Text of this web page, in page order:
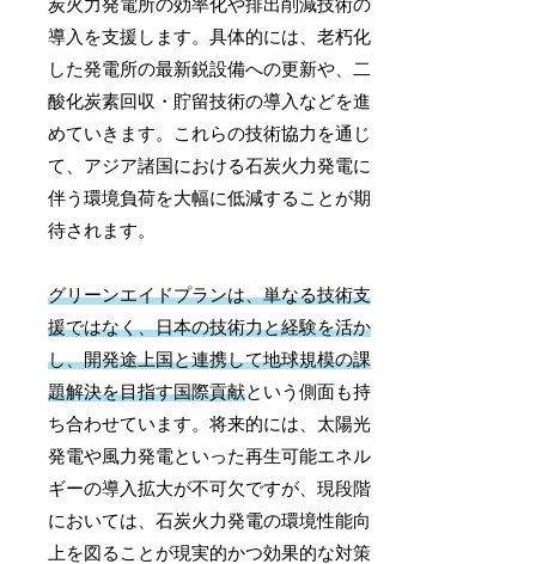
炭火力発電所の効率化や排出削減技術の
導入を支援します。具体的には、老朽化
した発電所の最新鋭設備への更新や、二
酸化炭素回収・貯留技術の導入などを進
めていきます。これらの技術協力を通じ
て、アジア諸国における石炭火力発電に
伴う環境負荷を大幅に低減することが期
待されます。
グリーンエイドプランは、単なる技術支
援ではなく、日本の技術力と経験を活か
し、開発途上国と連携して地球規模の課
題解決を目指す国際貢献という側面も持
ち合わせています。将来的には、太陽光
発電や風力発電といった再生可能エネル
ギーの導入拡大が不可欠ですが、現段階
においては、石炭火力発電の環境性能向
上を図ることが現実的かつ効果的な対策